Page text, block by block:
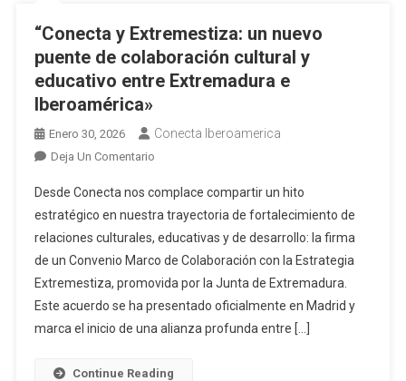
internacional»
“Conecta Iberoamérica desarrolla con éxito su Programa
“Proyección Global”: una experiencia formativa intensiva que
impulsa a jóvenes universitarios con visión internacional.»
Empleabilidad»
«Yohania de Armas: Emprendedora del Año 2025 en España.
Un reconocimiento al liderazgo iberoamericano con impacto
social»
“Conecta y Extremestiza: un nuevo
puente de colaboración cultural y
educativo entre Extremadura e
Iberoamérica»
Enero 30, 2026 Conecta Iberoamerica
Deja Un Comentario
Desde Conecta nos complace compartir un hito
estratégico en nuestra trayectoria de fortalecimiento de
relaciones culturales, educativas y de desarrollo: la firma
de un Convenio Marco de Colaboración con la Estrategia
Extremestiza, promovida por la Junta de Extremadura.
Este acuerdo se ha presentado oficialmente en Madrid y
marca el inicio de una alianza profunda entre […]
Continue Reading